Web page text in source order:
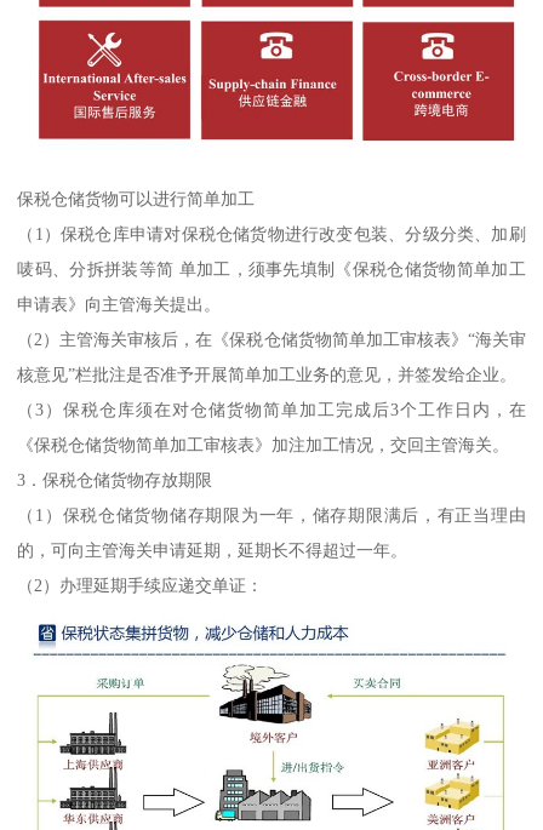
保税仓储货物可以进行简单加工
（1）保税仓库申请对保税仓储货物进行改变包装、分级分类、加刷
唛码、分拆拼装等简 单加工，须事先填制《保税仓储货物简单加工
申请表》向主管海关提出。
（2）主管海关审核后，在《保税仓储货物简单加工审核表》“海关审
核意见”栏批注是否准予开展简单加工业务的意见，并签发给企业。
（3）保税仓库须在对仓储货物简单加工完成后3个工作日内，在
《保税仓储货物简单加工审核表》加注加工情况，交回主管海关。
3．保税仓储货物存放期限
（1）保税仓储货物储存期限为一年，储存期限满后，有正当理由
的，可向主管海关申请延期，延期长不得超过一年。
（2）办理延期手续应递交单证：